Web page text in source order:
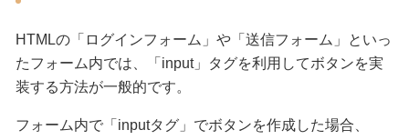
HTMLの「ログインフォーム」や「送信フォーム」といっ
たフォーム内では、「input」タグを利用してボタンを実
装する方法が一般的です。
フォーム内で「inputタグ」でボタンを作成した場合、